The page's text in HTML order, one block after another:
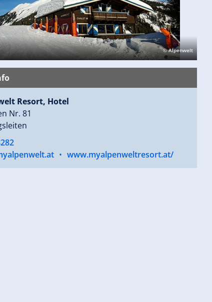
© Alpenwelt
Resort, Hotel
Nr. 81
• www.myalpenweltresort.at/